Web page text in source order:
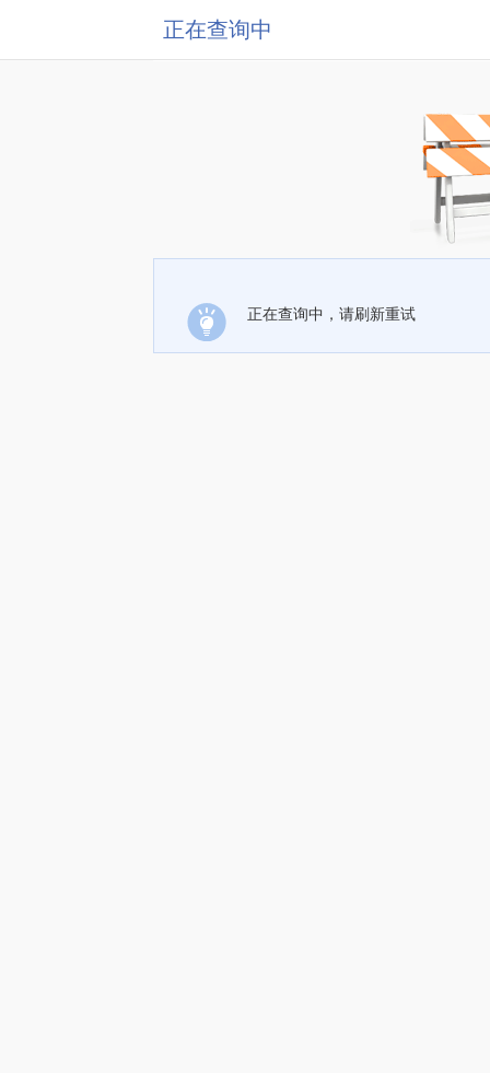
正在查询中
正在查询中，请刷新重试